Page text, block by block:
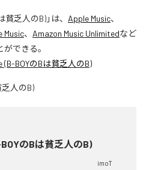
貧乏人のB)」は、 Apple Music、
Music、 Amazon Music Unlimitedなど
できる。
(B-BOYのBは貧乏人のB)
のBは貧乏人のB)
imoT